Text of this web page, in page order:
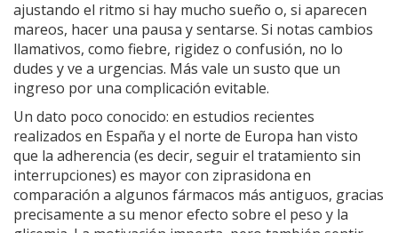
ajustando el ritmo si hay mucho sueño o, si aparecen
mareos, hacer una pausa y sentarse. Si notas cambios
llamativos, como fiebre, rigidez o confusión, no lo
dudes y ve a urgencias. Más vale un susto que un
ingreso por una complicación evitable.
Un dato poco conocido: en estudios recientes
realizados en España y el norte de Europa han visto
que la adherencia (es decir, seguir el tratamiento sin
interrupciones) es mayor con ziprasidona en
comparación a algunos fármacos más antiguos, gracias
precisamente a su menor efecto sobre el peso y la